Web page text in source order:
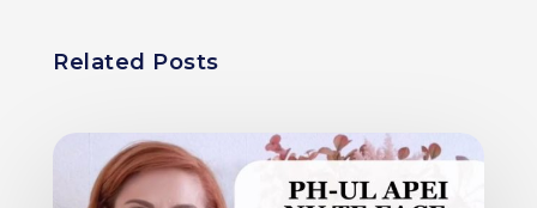
Related Posts